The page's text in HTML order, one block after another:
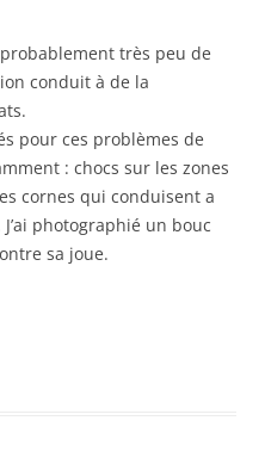
très peu de
conduit à de la
pour ces problèmes de
: chocs sur les zones
cornes qui conduisent a
photographié un bouc
sa joue.